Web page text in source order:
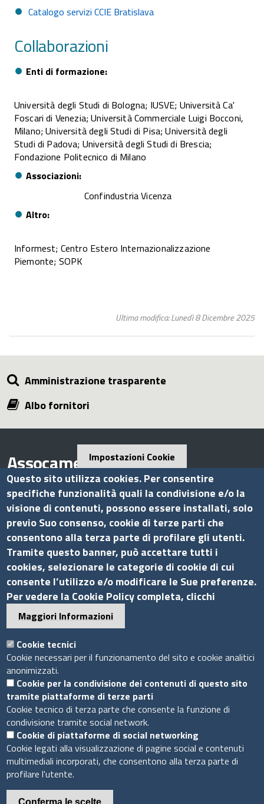
Catalogo servizi CCIE Bratislava
Collaborazioni
Enti di formazione
Università degli Studi di Bologna; IUSVE; Università Ca'
Foscari di Venezia; Università Commerciale Luigi Bocconi,
Milano; Università degli Studi di Pisa; Università degli
Studi di Padova; Università degli Studi di Brescia;
Fondazione Politecnico di Milano
Associazioni
Confindustria Vicenza
Altro
Informest; Centro Estero Internazionalizzazione
Piemonte; SOPK
Ultima modifica: Lunedì 8 Dicembre 2025
Amministrazione trasparente
Albo fornitori
Assocamerestero
Contatti
Via G.B. Morgagni, 13 - 00161 Roma
Tel.: +39 06 44231314
P.Iva 01898631005
C.F. 07888290587
Pecinfo.assocamerestero@legalmail.it
info@assocamerestero.it
dpo@assocamerestero.it
Seguici su
Sito web
Accesso INTRANET
Mappa del sito
Privacy Policy
Impostazioni Cookie
Questo sito utilizza cookies. Per consentire
specifiche funzionalità quali la condivisione e/o la
visione di contenuti, possono essere installati, solo
previo Suo consenso, cookie di terze parti che
consentono alla terza parte di profilare gli utenti.
Tramite questo banner, può accettare tutti i
cookies, selezionare le categorie di cookie di cui
consente l’utilizzo e/o modificare le Sue preferenze.
Per vedere la Cookie Policy completa, clicchi
Maggiori Informazioni
Cookie tecnici
Cookie necessari per il funzionamento del sito e cookie analitici
anonimizzati.
Cookie per la condivisione dei contenuti di questo sito
tramite piattaforme di terze parti
Cookie tecnico di terza parte che consente la funzione di
condivisione tramite social network.
Cookie di piattaforme di social networking
Cookie legati alla visualizzazione di pagine social e contenuti
multimediali incorporati, che consentono alla terza parte di
profilare l'utente.
Conferma le scelte